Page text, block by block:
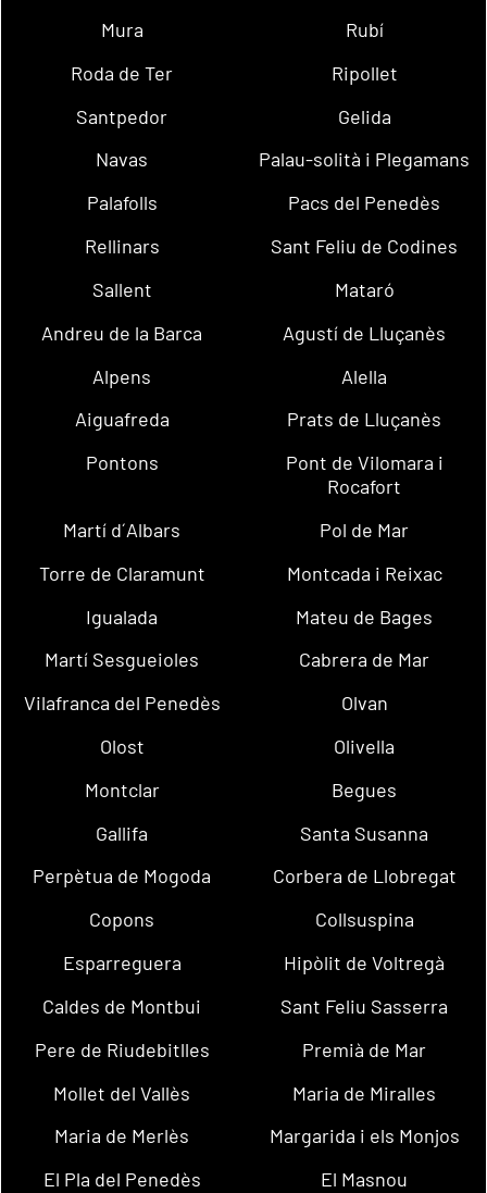
Mura
Rubí
Roda de Ter
Ripollet
Santpedor
Gelida
Navas
Palau-solità i Plegamans
Palafolls
Pacs del Penedès
Rellinars
Sant Feliu de Codines
Sallent
Mataró
Andreu de la Barca
Agustí de Lluçanès
Alpens
Alella
Aiguafreda
Prats de Lluçanès
Pontons
Pont de Vilomara i
Rocafort
Martí d´Albars
Pol de Mar
Torre de Claramunt
Montcada i Reixac
Igualada
Mateu de Bages
Martí Sesgueioles
Cabrera de Mar
Vilafranca del Penedès
Olvan
Olost
Olivella
Montclar
Begues
Gallifa
Santa Susanna
Perpètua de Mogoda
Corbera de Llobregat
Copons
Collsuspina
Esparreguera
Hipòlit de Voltregà
Caldes de Montbui
Sant Feliu Sasserra
Pere de Riudebitlles
Premià de Mar
Mollet del Vallès
Maria de Miralles
Maria de Merlès
Margarida i els Monjos
El Pla del Penedès
El Masnou